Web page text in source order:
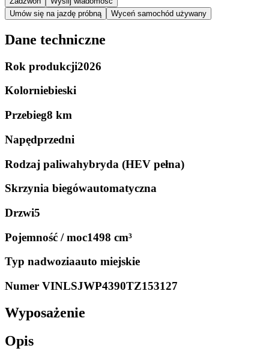
Umów się na jazdę próbną
Wyceń samochód używany
Dane techniczne
Rok produkcji2026
Kolorniebieski
Przebieg8 km
Napędprzedni
Rodzaj paliwahybryda (HEV pełna)
Skrzynia biegówautomatyczna
Drzwi5
Pojemność / moc1498 cm³
Typ nadwoziaauto miejskie
Numer VINLSJWP4390TZ153127
Wyposażenie
Opis